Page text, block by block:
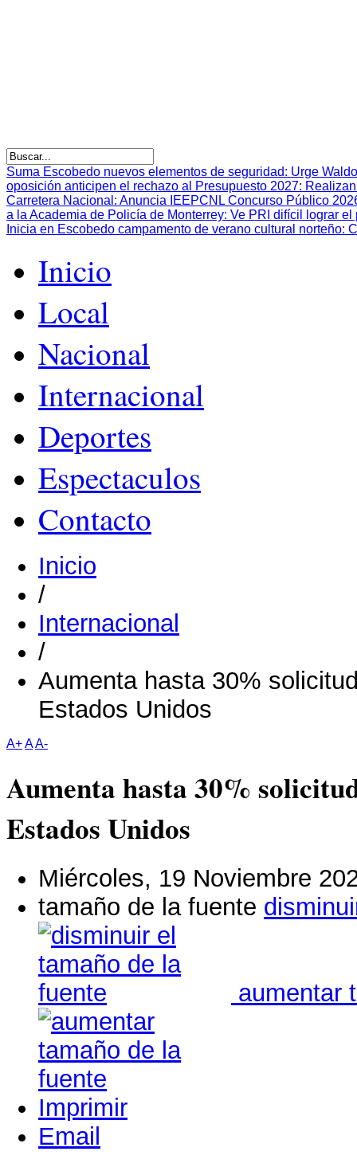
Suma Escobedo nuevos elementos de seguridad: Urge
oposición anticipen el rechazo al Presupuesto 2027:
Carretera Nacional : Anuncia IEEPCNL Concurso Público
a la Academia de Policía de Monterrey: Ve PRI difícil lograr el
Inicia en Escobedo campamento de verano cultural norteño:
Inicio
Local
Nacional
Internacional
Deportes
Espectaculos
Contacto
Inicio
/
Internacional
/
Aumenta hasta 30%
Estados Unidos
A+AA-
Aumenta hasta 30%
Estados Unidos
Miércoles, 19 Noviembre
tamaño de la fuente
aumentar
Imprimir
Email